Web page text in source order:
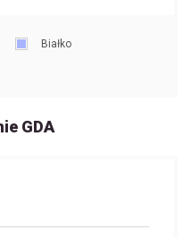
Białko
GDA